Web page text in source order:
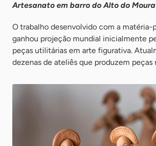
Artesanato em barro do Alto do Moura
O trabalho desenvolvido com a
ganhou projeção mundial inicialmente
peças utilitárias em arte figurativa.
dezenas de ateliês que produzem